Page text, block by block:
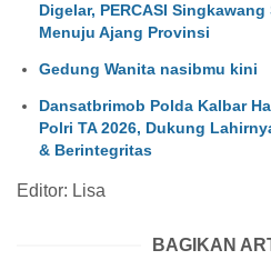
Digelar, PERCASI
Menuju Ajang Provinsi
Gedung Wanita nasibmu kini
Dansatbrimob Polda Kalbar
Polri TA 2026, Dukung
& Berintegritas
Editor: Lisa
BAGIKAN